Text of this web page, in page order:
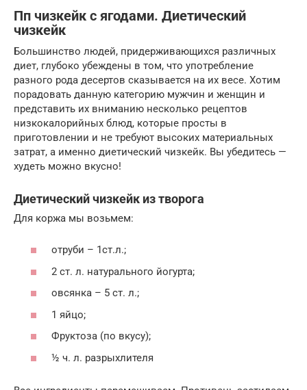
Пп чизкейк с ягодами. Диетический
чизкейк
Большинство людей, придерживающихся различных
диет, глубоко убеждены в том, что употребление
разного рода десертов сказывается на их весе. Хотим
порадовать данную категорию мужчин и женщин и
представить их вниманию несколько рецептов
низкокалорийных блюд, которые просты в
приготовлении и не требуют высоких материальных
затрат, а именно диетический чизкейк. Вы убедитесь —
худеть можно вкусно!
Диетический чизкейк из творога
Для коржа мы возьмем:
отруби – 1ст.л.;
2 ст. л. натурального йогурта;
овсянка – 5 ст. л.;
1 яйцо;
Фруктоза (по вкусу);
½ ч. л. разрыхлителя